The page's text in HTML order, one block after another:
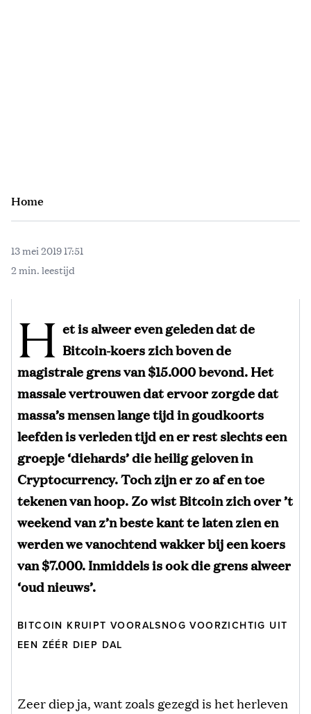
Home
13 mei 2019 17:51
2 min. leestijd
H et is alweer even geleden dat de
Bitcoin-koers zich boven de
magistrale grens van $15.000 bevond. Het
massale vertrouwen dat ervoor zorgde dat
massa’s mensen lange tijd in goudkoorts
leefden is verleden tijd en er rest slechts een
groepje ‘diehards’ die heilig geloven in
Cryptocurrency. Toch zijn er zo af en toe
tekenen van hoop. Zo wist Bitcoin zich over ’t
weekend van z’n beste kant te laten zien en
werden we vanochtend wakker bij een koers
van $7.000. Inmiddels is ook die grens alweer
‘oud nieuws’.
BITCOIN KRUIPT VOORALSNOG VOORZICHTIG UIT
EEN ZÉÉR DIEP DAL
Zeer diep ja, want zoals gezegd is het herleven